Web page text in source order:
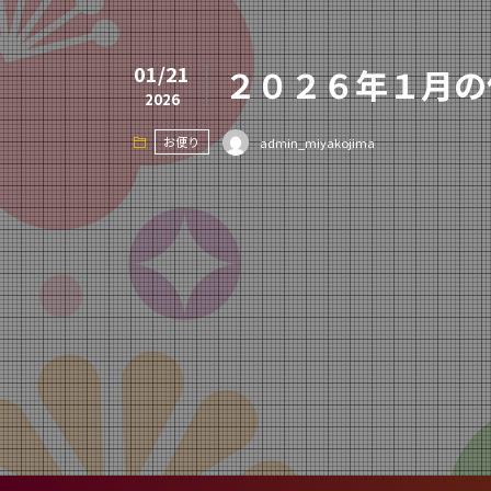
01/21
2026 ２０２６年１月
お便り admin_miyakojima